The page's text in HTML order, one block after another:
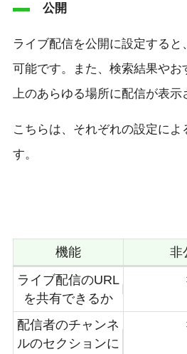
公開
ライブ配信を公開に設定する
可能です。また、検索結果やお
上のあらゆる場所に配信が表示
こちらは、それぞれの設定に
す。
機能 非
ライブ配信のURL
を共有できるか
配信者のチャンネ
ルのセクションに